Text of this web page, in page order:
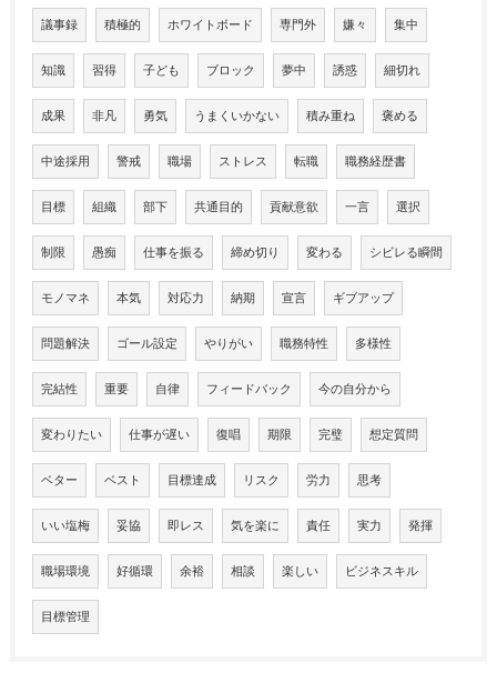
議事録 積極的 ホワイトボード 専門外 嫌々 集中
知識 習得 子ども ブロック 夢中 誘惑 細切れ
成果 非凡 勇気 うまくいかない 積み重ね 褒める
中途採用 警戒 職場 ストレス 転職 職務経歴書
目標 組織 部下 共通目的 貢献意欲 一言 選択
制限 愚痴 仕事を振る 締め切り 変わる シビレる瞬間
モノマネ 本気 対応力 納期 宣言 ギブアップ
問題解決 ゴール設定 やりがい 職務特性 多様性
完結性 重要 自律 フィードバック 今の自分から
変わりたい 仕事が遅い 復唱 期限 完璧 想定質問
ベター ベスト 目標達成 リスク 労力 思考
いい塩梅 妥協 即レス 気を楽に 責任 実力 発揮
職場環境 好循環 余裕 相談 楽しい ビジネスキル
目標管理